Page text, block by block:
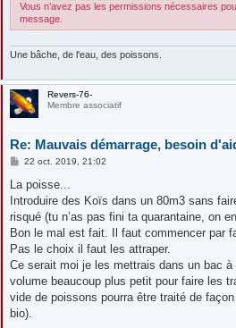
Vous n’avez pas les permissions nécessaires
message.
Une bâche, de l'eau, des poissons.
Revers-76-
Membre associatif
Re: Mauvais démarrage, besoin
M
s
a
g
22 oct. 2019, 21:02
La poisse...
Introduire des Koïs dans un 80m3 sans
risqué (tu n’as pas fini ta quarantaine, on
Bon le mal est fait. Il faut commencer par
Pas le choix il faut les attraper.
Ce serait moi je les mettrais dans un bac
volume beaucoup plus petit pour faire les
vide de poissons pourra être traité de
bio).